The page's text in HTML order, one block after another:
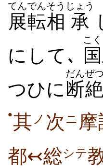
展転
てんでん
相
そう
承
じょう
にして､ 国
こく
つひに 断絶
だんぜつ
●其 ノ 次 ニ
都↢総シテ